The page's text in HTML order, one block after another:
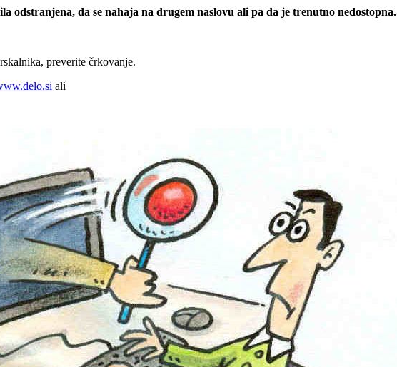
odstranjena, da se nahaja na drugem naslovu ali pa da je trenutno nedostopna.
preverite črkovanje.
ali